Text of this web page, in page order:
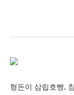
형돈이 삼립호빵,